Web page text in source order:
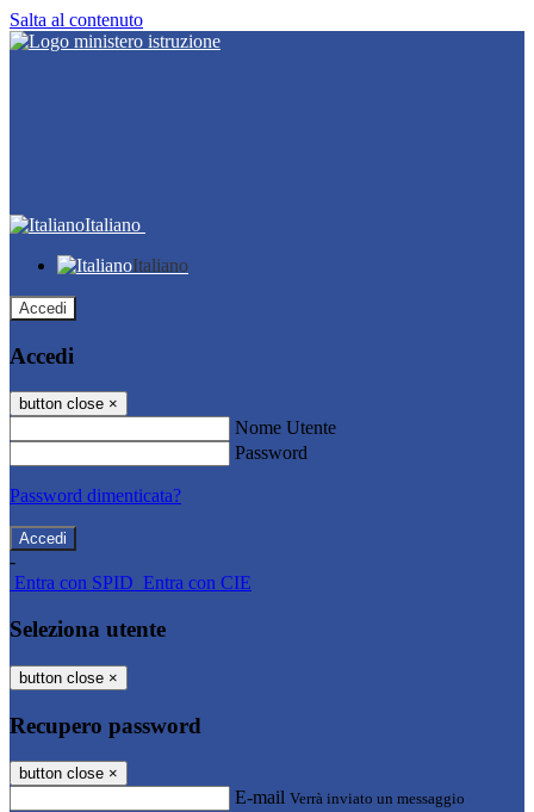
Salta al contenuto
Italiano
Italiano
Accedi
Accedi
button close ×
Nome Utente
Password
Password dimenticata?
-
Entra con SPID Entra con CIE
Seleziona utente
button close ×
Recupero password
button close ×
E-mail Verrà inviato un messaggio